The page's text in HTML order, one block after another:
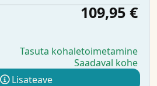
109,95 €
Tasuta kohaletoimetamine
Saadaval kohe
Lisateave